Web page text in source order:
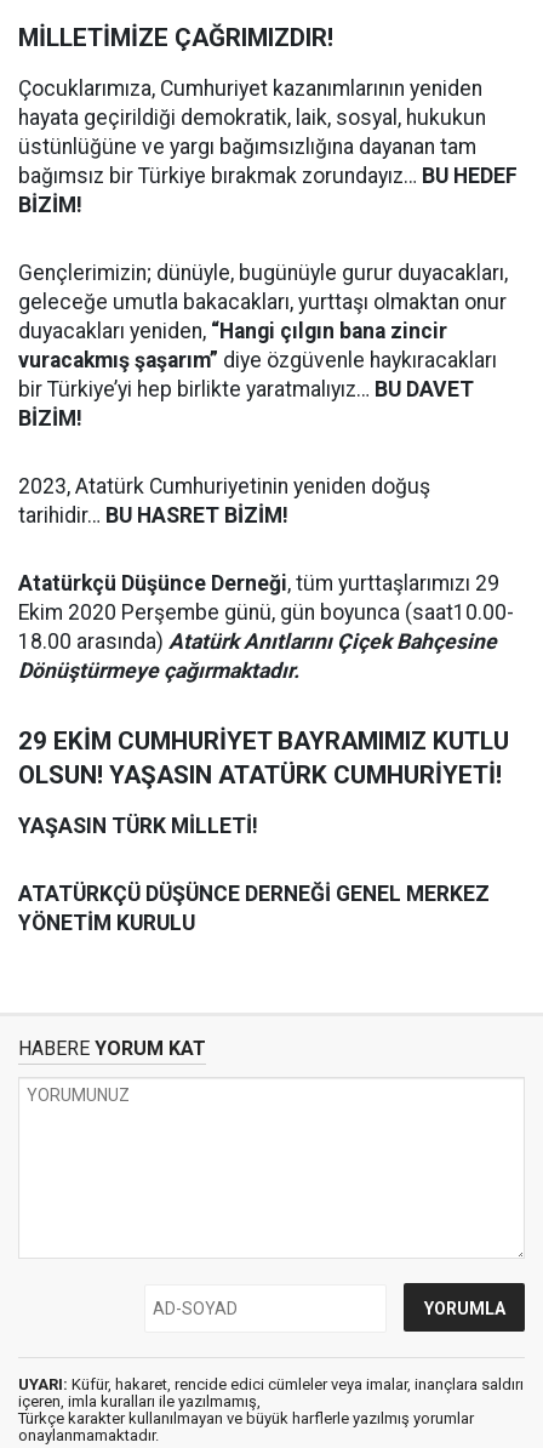
MİLLETİMİZE ÇAĞRIMIZDIR!
Çocuklarımıza, Cumhuriyet kazanımlarının yeniden
hayata geçirildiği demokratik, laik, sosyal, hukukun
üstünlüğüne ve yargı bağımsızlığına dayanan tam
bağımsız bir Türkiye bırakmak zorundayız… BU HEDEF
BİZİM!
Gençlerimizin; dünüyle, bugünüyle gurur duyacakları,
geleceğe umutla bakacakları, yurttaşı olmaktan onur
duyacakları yeniden, “Hangi çılgın bana zincir
vuracakmış şaşarım” diye özgüvenle haykıracakları
bir Türkiye’yi hep birlikte yaratmalıyız… BU DAVET
BİZİM!
2023, Atatürk Cumhuriyetinin yeniden doğuş
tarihidir… BU HASRET BİZİM!
Atatürkçü Düşünce Derneği, tüm yurttaşlarımızı 29
Ekim 2020 Perşembe günü, gün boyunca (saat10.00-
18.00 arasında) Atatürk Anıtlarını Çiçek Bahçesine
Dönüştürmeye çağırmaktadır.
29 EKİM CUMHURİYET BAYRAMIMIZ KUTLU
OLSUN! YAŞASIN ATATÜRK CUMHURİYETİ!
YAŞASIN TÜRK MİLLETİ!
ATATÜRKÇÜ DÜŞÜNCE DERNEĞİ GENEL MERKEZ
YÖNETİM KURULU
HABERE YORUM KAT
UYARI: Küfür, hakaret, rencide edici cümleler veya imalar, inançlara saldırı
içeren, imla kuralları ile yazılmamış,
Türkçe karakter kullanılmayan ve büyük harflerle yazılmış yorumlar
onaylanmamaktadır.